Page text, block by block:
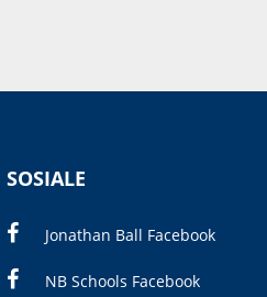
SOSIALE
Jonathan Ball Facebook
NB Schools Facebook